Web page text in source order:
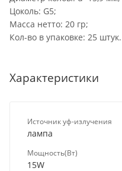
Цоколь: G5;
Масса нетто: 20 гр;
Кол-во в упаковке: 25 штук.
Характеристики
Источник уф-излучения
лампа
Мощность(Вт)
15W